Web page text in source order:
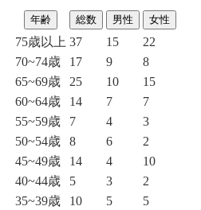
年齢 総数 男性 女性
75歳以上 37 15
22
70~74歳
17 9
8
65~69歳
25 10
15
60~64歳
14 7
7
55~59歳
7 4
3
50~54歳
8 6
2
45~49歳
14 4
10
40~44歳
5 3
2
35~39歳
10 5
5